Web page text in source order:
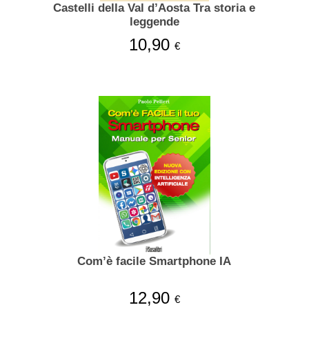
Castelli della Val d’Aosta Tra storia e
leggende
10,90 €
Com’è facile Smartphone IA
12,90 €